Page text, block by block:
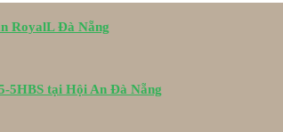
RoyalL Đà Nẵng
5HBS tại Hội An Đà Nẵng